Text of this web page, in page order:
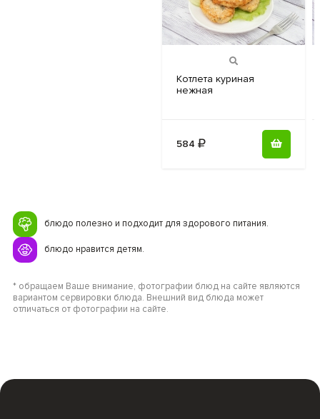
Котлета куриная
нежная
584
блюдо полезно и подходит для здорового питания.
блюдо нравится детям.
* обращаем Ваше внимание, фотографии блюд на сайте являются
вариантом сервировки блюда. Внешний вид блюда может
отличаться от фотографии на сайте.